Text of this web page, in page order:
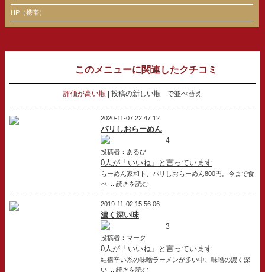
HP（携帯）
このメニューに関連したクチコミ
評価が高い順 投稿の新しい順 で並べ替え
2020-11-07 22:47:12
バリしおらーめん
4
投稿者：あるび
0人が「いいね」と言っています
らーめん家和ト、バリしおらーめん800円。今まで食
べ ...続きを読む
2019-11-02 15:56:06
濃く深い味
3
投稿者：マーク
0人が「いいね」と言っています
結構辛い系の味噌ラーメンが多い中、味噌の濃く深
い ...続きを読む